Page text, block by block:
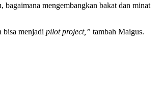
mengembangkan bakat dan minat
bisa menjadi pilot project,” tambah Maigus.